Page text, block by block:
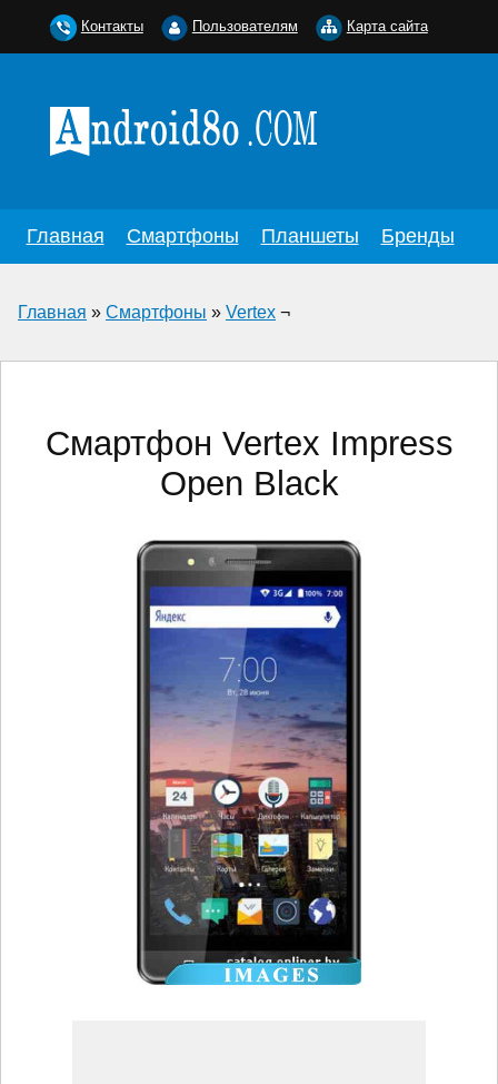
Главная Смартфоны Планшеты Бренды
Главная » Смартфоны » Vertex ¬
Смартфон Vertex Impress
Open Black
Контакты Пользователям Карта сайта